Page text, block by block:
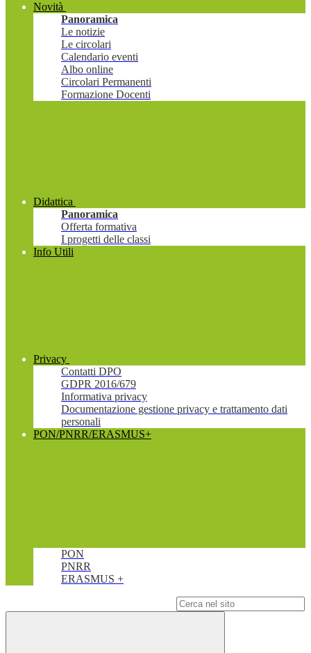
Novità
Panoramica
Le notizie
Le circolari
Calendario eventi
Albo online
Circolari Permanenti
Formazione Docenti
Didattica
Panoramica
Offerta formativa
I progetti delle classi
Info Utili
Privacy
Contatti DPO
GDPR 2016/679
Informativa privacy
Documentazione gestione privacy e trattamento dati
personali
PON/PNRR/ERASMUS+
PON
PNRR
ERASMUS +